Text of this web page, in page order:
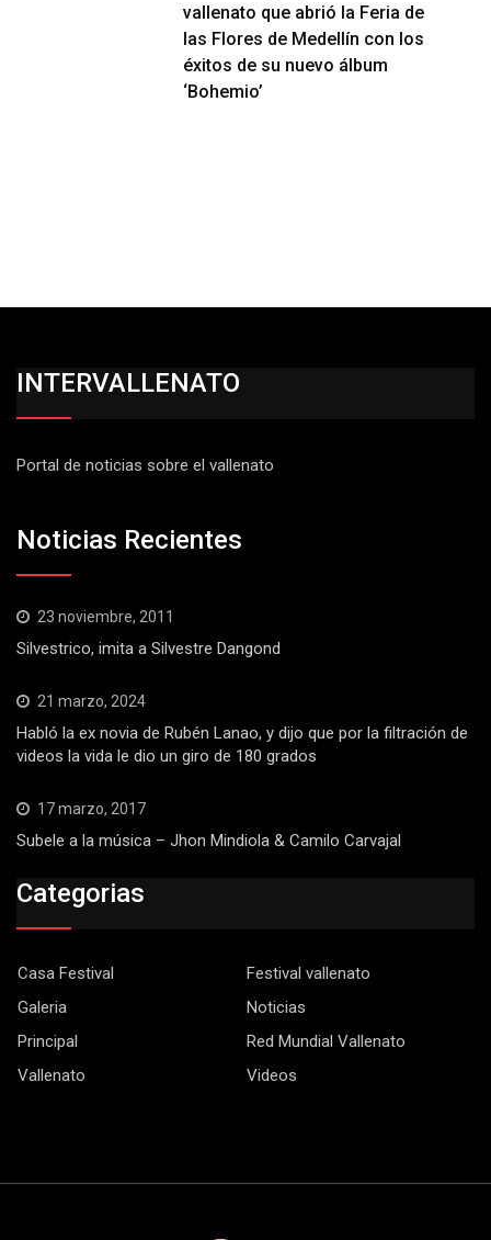
vallenato que abrió la Feria de
las Flores de Medellín con los
éxitos de su nuevo álbum
‘Bohemio’
INTERVALLENATO
Portal de noticias sobre el vallenato
Noticias Recientes
23 noviembre, 2011
Silvestrico, imita a Silvestre Dangond
21 marzo, 2024
Habló la ex novia de Rubén Lanao, y dijo que por la filtración de
videos la vida le dio un giro de 180 grados
17 marzo, 2017
Subele a la música – Jhon Mindiola & Camilo Carvajal
Categorias
Casa Festival
Festival vallenato
Galeria
Noticias
Principal
Red Mundial Vallenato
Vallenato
Videos